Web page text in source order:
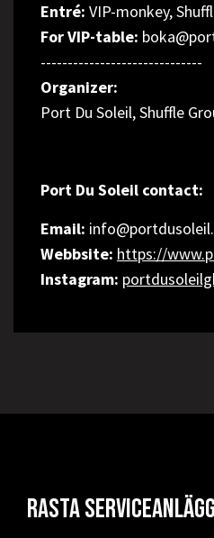
Entré: VIP-monkey,
For VIP-table:
------------------------------
Organizer:
Port Du Soleil, Shuffle
Port Du Soleil contact:
Email:
Webbsite: https://
Instagram:
Rasta